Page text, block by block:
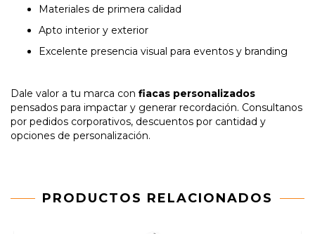
Materiales de primera calidad
Apto interior y exterior
Excelente presencia visual para eventos y branding
Dale valor a tu marca con fiacas personalizados
pensados para impactar y generar recordación. Consultanos
por pedidos corporativos, descuentos por cantidad y
opciones de personalización.
PRODUCTOS RELACIONADOS